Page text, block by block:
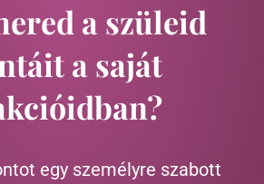
a szüleid
a saját
egy személyre szabott